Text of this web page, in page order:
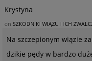
Krystyna
on SZKODNIKI WIĄZU I ICH
Na szczepionym wiązie
dzikie pędy w bardzo